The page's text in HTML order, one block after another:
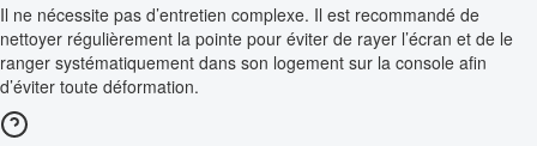
Il ne nécessite pas d’entretien complexe. Il est recommandé de
nettoyer régulièrement la pointe pour éviter de rayer l’écran et de le
ranger systématiquement dans son logement sur la console afin
d’éviter toute déformation.